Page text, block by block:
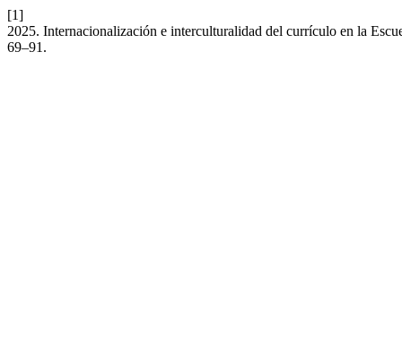
[1]
2025. Internacionalización e interculturalidad del currículo en la
69–91.